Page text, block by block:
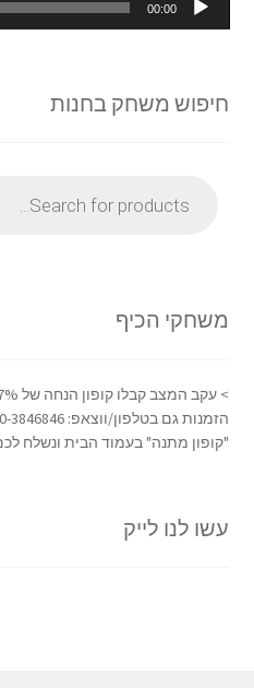
00:00
חיפוש משחק בחנות
search
משחקי הכיף
"קופון מתנה" בעמוד הבית ונשלח
עשו לנו לייק